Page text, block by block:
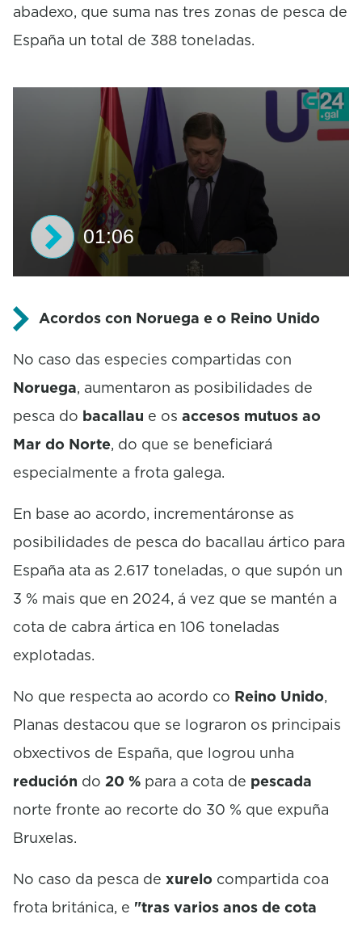
abadexo, que suma nas tres zonas de pesca de
España un total de 388 toneladas.
e
c
n
s
f
1
m
i
s
e
c
o
n
d
01:06
Acordos con Noruega e o Reino Unido
No caso das especies compartidas con
Noruega, aumentaron as posibilidades de
pesca do bacallau e os accesos mutuos ao
Mar do Norte, do que se beneficiará
especialmente a frota galega.
En base ao acordo, incrementáronse as
posibilidades de pesca do bacallau ártico para
España ata as 2.617 toneladas, o que supón un
3 % mais que en 2024, á vez que se mantén a
cota de cabra ártica en 106 toneladas
explotadas.
No que respecta ao acordo co Reino Unido,
Planas destacou que se lograron os principais
obxectivos de España, que logrou unha
redución do 20 % para a cota de pescada
norte fronte ao recorte do 30 % que expuña
Bruxelas.
No caso da pesca de xurelo compartida coa
frota británica, e "tras varios anos de cota